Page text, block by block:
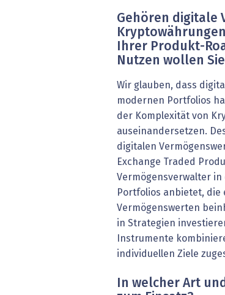
Gehören digitale
Ihrer Produkt-
Nutzen wollen
Wir glauben, dass
modernen Portfolios
der Komplexität von
auseinandersetzen.
digitalen
Exchange Traded
Vermögensverwalter
Portfolios anbietet, die
Vermögenswerten
in Strategien
Instrumente
individuellen Ziele
In welcher Art